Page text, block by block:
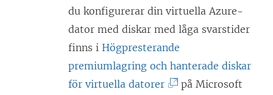
n
y
t
t
f
du konfigurerar din virtuella Azure-
dator med diskar med låga svarstider
finns i Högpresterande
premiumlagring och hanterade diskar
för virtuella datorer(
på Microsoft